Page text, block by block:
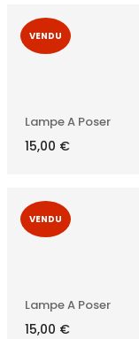
VENDU
Lampe A Poser
15,00 €
VENDU
Lampe A Poser
15,00 €